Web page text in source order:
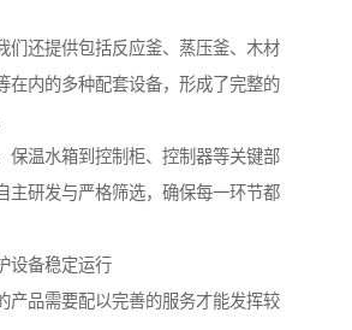
们还提供包括反应釜、蒸压釜、木材
在内的多种配套设备，形成了完整的
保温水箱到控制柜、控制器等关键部
主研发与严格筛选，确保每一环节都
设备稳定运行
产品需要配以完善的服务才能发挥较